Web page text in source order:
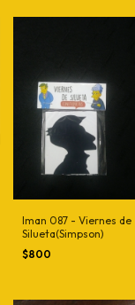
Iman 087 - Viernes de
Silueta(Simpson)
$800